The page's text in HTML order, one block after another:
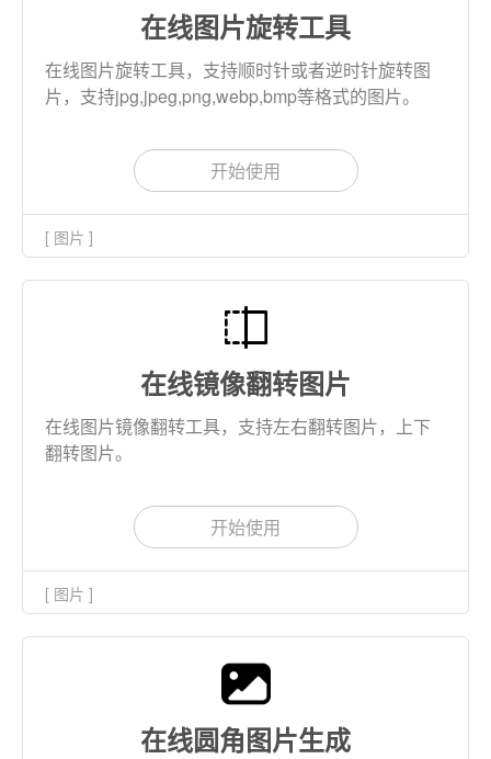
在线图片旋转工具
在线图片旋转工具，支持顺时针或者逆时针旋转图
片，支持jpg,jpeg,png,webp,bmp等格式的图片。
开始使用
[ 图片 ]
在线镜像翻转图片
在线图片镜像翻转工具，支持左右翻转图片，上下
翻转图片。
开始使用
[ 图片 ]
在线圆角图片生成